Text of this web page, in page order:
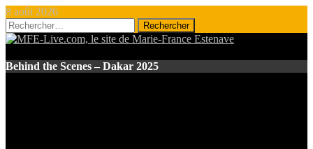
8 août 2026
Rechercher :
Behind the Scenes – Dakar 2025